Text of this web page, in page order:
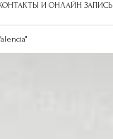
И ОНЛАЙН ЗАПИСЬ